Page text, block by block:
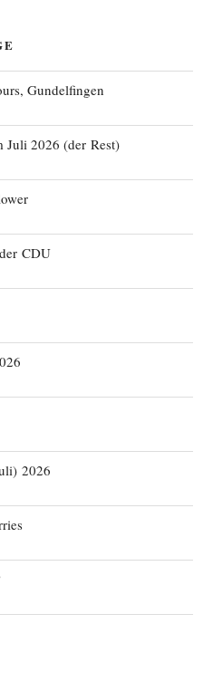
Gundelfingen
Juli 2026 (der Rest)
CDU
2026